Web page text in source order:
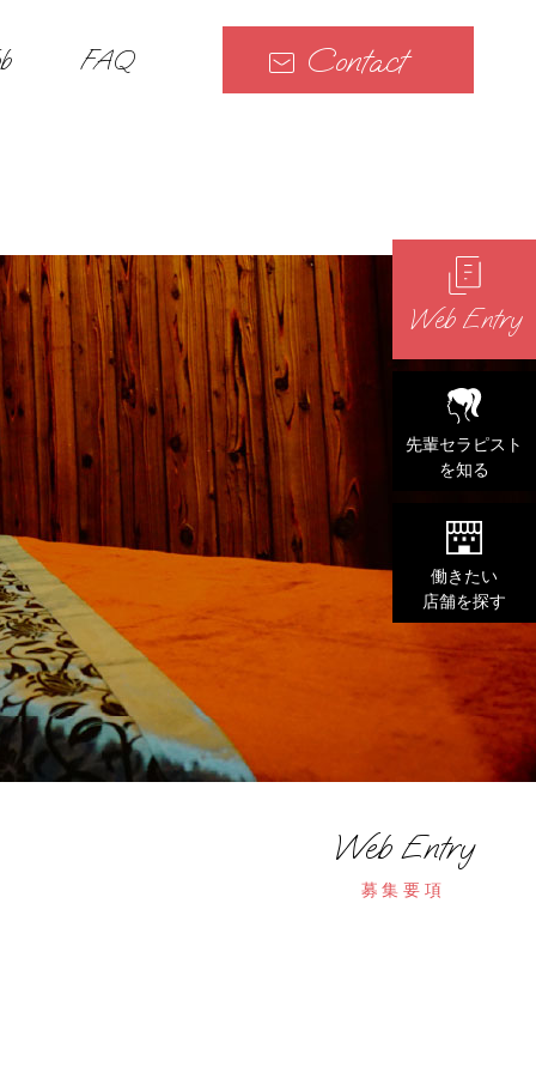
FAQ Contact
Web Entry
先輩セラピスト
を知る
働きたい
店舗を探す
Web Entry
募集要項